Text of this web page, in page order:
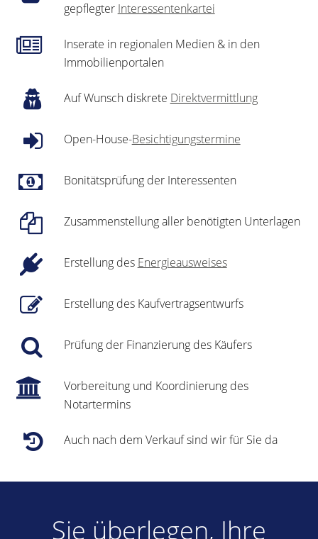
gepflegter Interessentenkartei
Inserate in regionalen Medien & in den
Immobilienportalen
Auf Wunsch diskrete Direktvermittlung
Open-House-Besichtigungstermine
Bonitätsprüfung der Interessenten
Zusammenstellung aller benötigten Unterlagen
Erstellung des Energieausweises
Erstellung des Kaufvertragsentwurfs
Prüfung der Finanzierung des Käufers
Vorbereitung und Koordinierung des
Notartermins
Auch nach dem Verkauf sind wir für Sie da
Sie überlegen, Ihre